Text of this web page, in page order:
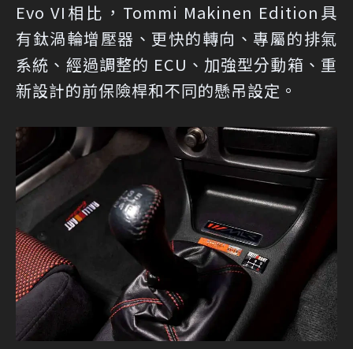
Evo VI相比，Tommi Makinen Edition具
有鈦渦輪增壓器、更快的轉向、專屬的排氣
系統、經過調整的 ECU、加強型分動箱、重
新設計的前保險桿和不同的懸吊設定。